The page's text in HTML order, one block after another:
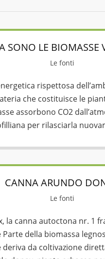
SONO LE BIOMASSE
Le fonti
rispettosa
che costituisce le
assorbono CO2
per rilasciarla
CANNA ARUNDO
Le fonti
la canna autoctona nr. 1
della biomassa
da coltivazione